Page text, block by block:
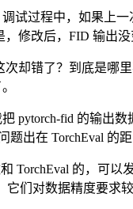
试过程中，如果上
修改后，FID 输出没
却错了？到底是
fid 的输出数
出在 TorchEval 的
TorchEval 的，可
们对数据精度要